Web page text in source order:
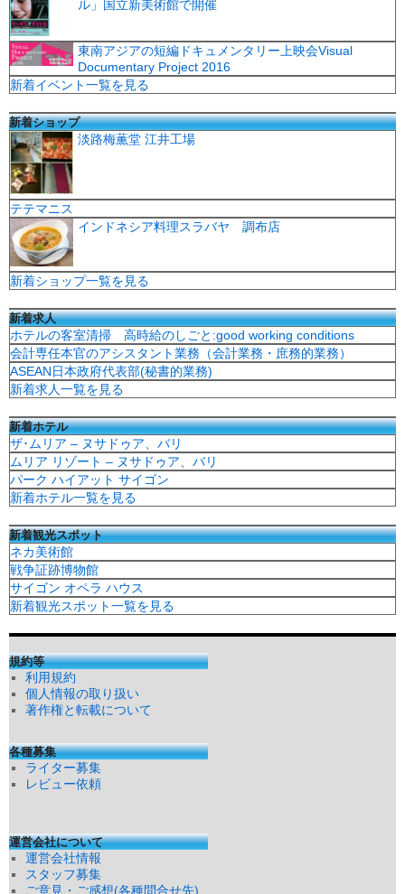
ル」国立新美術館で開催
東南アジアの短編ドキュメンタリー上映会Visual
Documentary Project 2016
新着イベント一覧を見る
新着ショップ
淡路梅薫堂 江井工場
テテマニス
インドネシア料理スラバヤ 調布店
新着ショップ一覧を見る
新着求人
ホテルの客室清掃 高時給のしごと:good working conditions
会計専任本官のアシスタント業務（会計業務・庶務的業務）
ASEAN日本政府代表部(秘書的業務)
新着求人一覧を見る
新着ホテル
ザ･ムリア – ヌサドゥア、バリ
ムリア リゾート – ヌサドゥア、バリ
パーク ハイアット サイゴン
新着ホテル一覧を見る
新着観光スポット
ネカ美術館
戦争証跡博物館
サイゴン オペラ ハウス
新着観光スポット一覧を見る
規約等
利用規約
個人情報の取り扱い
著作権と転載について
各種募集
ライター募集
レビュー依頼
運営会社について
運営会社情報
スタッフ募集
ご意見・ご感想(各種問合せ先)